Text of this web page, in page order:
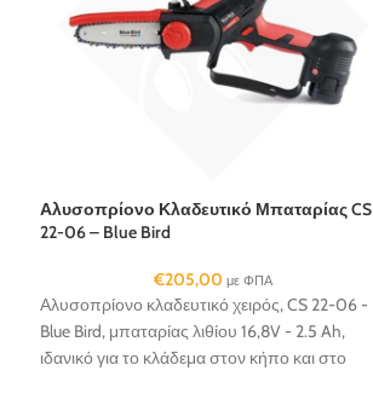
Αλυσοπρίονο Κλαδευτικό Μπαταρίας CS
22-06 – Blue Bird
€205,00 με ΦΠΑ
Αλυσοπρίονο κλαδευτικό χειρός, CS 22-06 -
Blue Bird, μπαταρίας λιθίου 16,8V - 2.5 Ah,
ιδανικό για το κλάδεμα στον κήπο και στο